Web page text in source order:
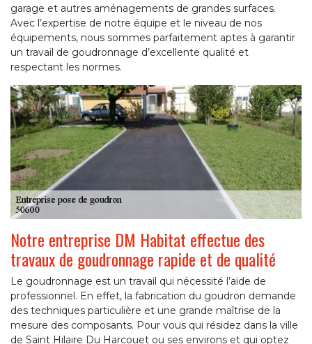
garage et autres aménagements de grandes surfaces.
Avec l’expertise de notre équipe et le niveau de nos
équipements, nous sommes parfaitement aptes à garantir
un travail de goudronnage d’excellente qualité et
respectant les normes.
Notre entreprise DM Habitat effectue des
travaux de goudronnage rapide et de qualité
Le goudronnage est un travail qui nécessité l’aide de
professionnel. En effet, la fabrication du goudron demande
des techniques particulière et une grande maîtrise de la
mesure des composants. Pour vous qui résidez dans la ville
de Saint Hilaire Du Harcouet ou ses environs et qui optez